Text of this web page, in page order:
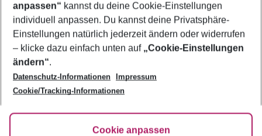
Footer
Footer navigation
Über uns
AGB
Bestpreisgarantie
Cookie-Einstellungen ändern
Cookie-Richtlinie
Agenturbetreuung
Barrierefreies Reisen
FAQ
HanseMerkur Reiseversicherung
Folge uns
anpassen“ kannst du deine Cookie-Einstellungen
individuell anpassen. Du kannst deine Privatsphäre-
Einstellungen natürlich jederzeit ändern oder widerrufen
– klicke dazu einfach unten auf „Cookie-Einstellungen
ändern“.
Datenschutz-Informationen
Impressum
Cookie/Tracking-Informationen
Cookie anpassen